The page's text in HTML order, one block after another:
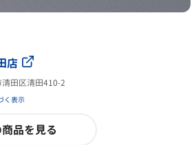
店
田区清田410-2
く表示
品を見る